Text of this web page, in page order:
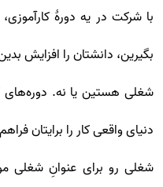
با شرکت در یه دورۀ
بگیرین، دانشتان را افزایش
شغلی هستین یا نه. دوره‌های
دنیای واقعی کار را برایتان
شغلی رو برای عنوانِ شغلی